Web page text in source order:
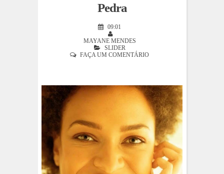
Pedra
09:01
MAYANE MENDES
SLIDER
FAÇA UM COMENTÁRIO